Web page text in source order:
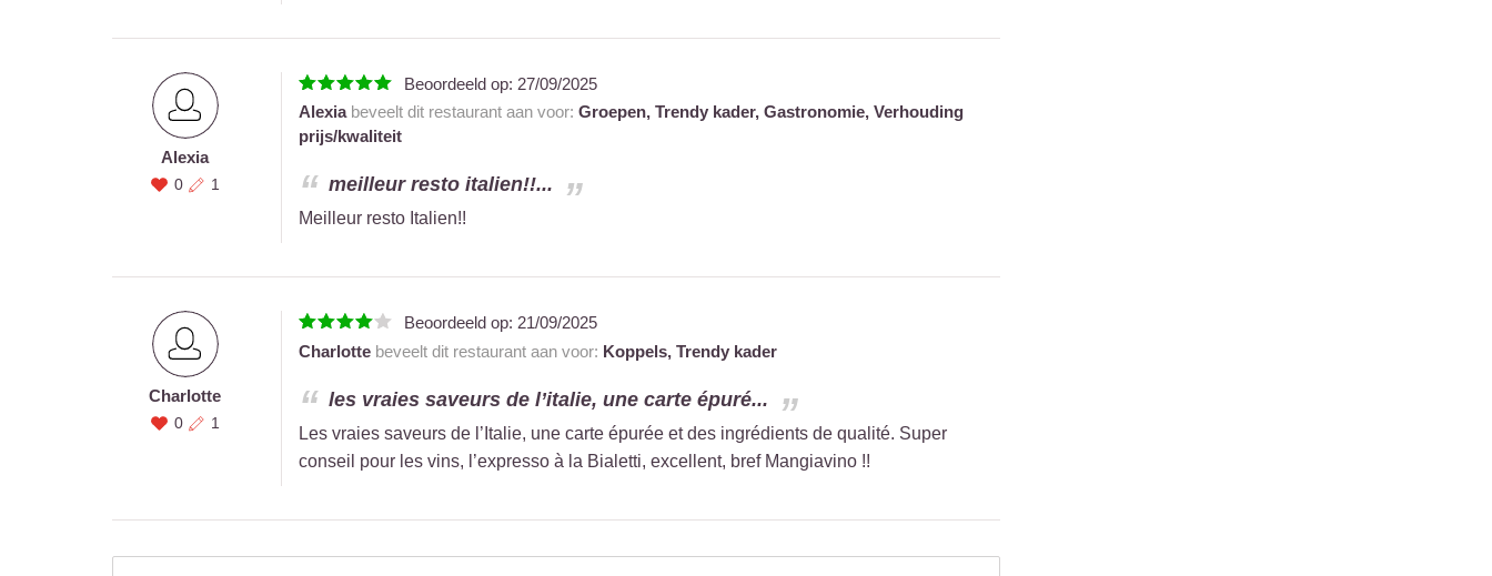
Alexia
0 1
Beoordeeld op: 27/09/2025
Alexiabeveelt dit restaurant aan voor: Groepen, Trendy kader, Gastronomie, Verhouding
prijs/kwaliteit
meilleur resto italien!!...
Meilleur resto Italien!!
Charlotte
0 1
Beoordeeld op: 21/09/2025
Charlottebeveelt dit restaurant aan voor: Koppels, Trendy kader
les vraies saveurs de l’italie, une carte épuré...
Les vraies saveurs de l’Italie, une carte épurée et des ingrédients de qualité. Super
conseil pour les vins, l’expresso à la Bialetti, excellent, bref Mangiavino !!